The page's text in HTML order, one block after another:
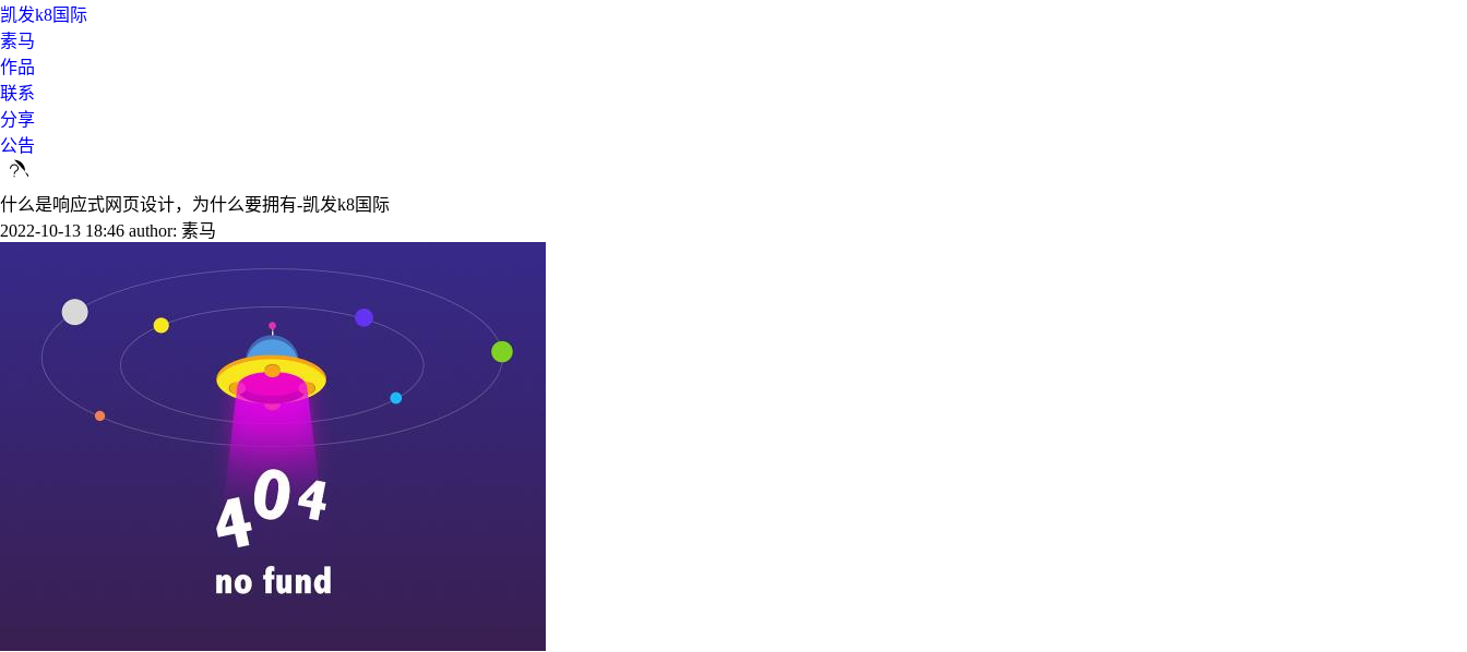
凯发k8国际
素马
作品
联系
分享
公告
什么是响应式网页设计，为什么要拥有-凯发k8国际
2022-10-13 18:46 author: 素马